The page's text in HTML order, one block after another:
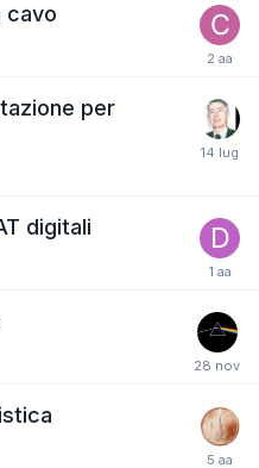
cavo
per
digitali